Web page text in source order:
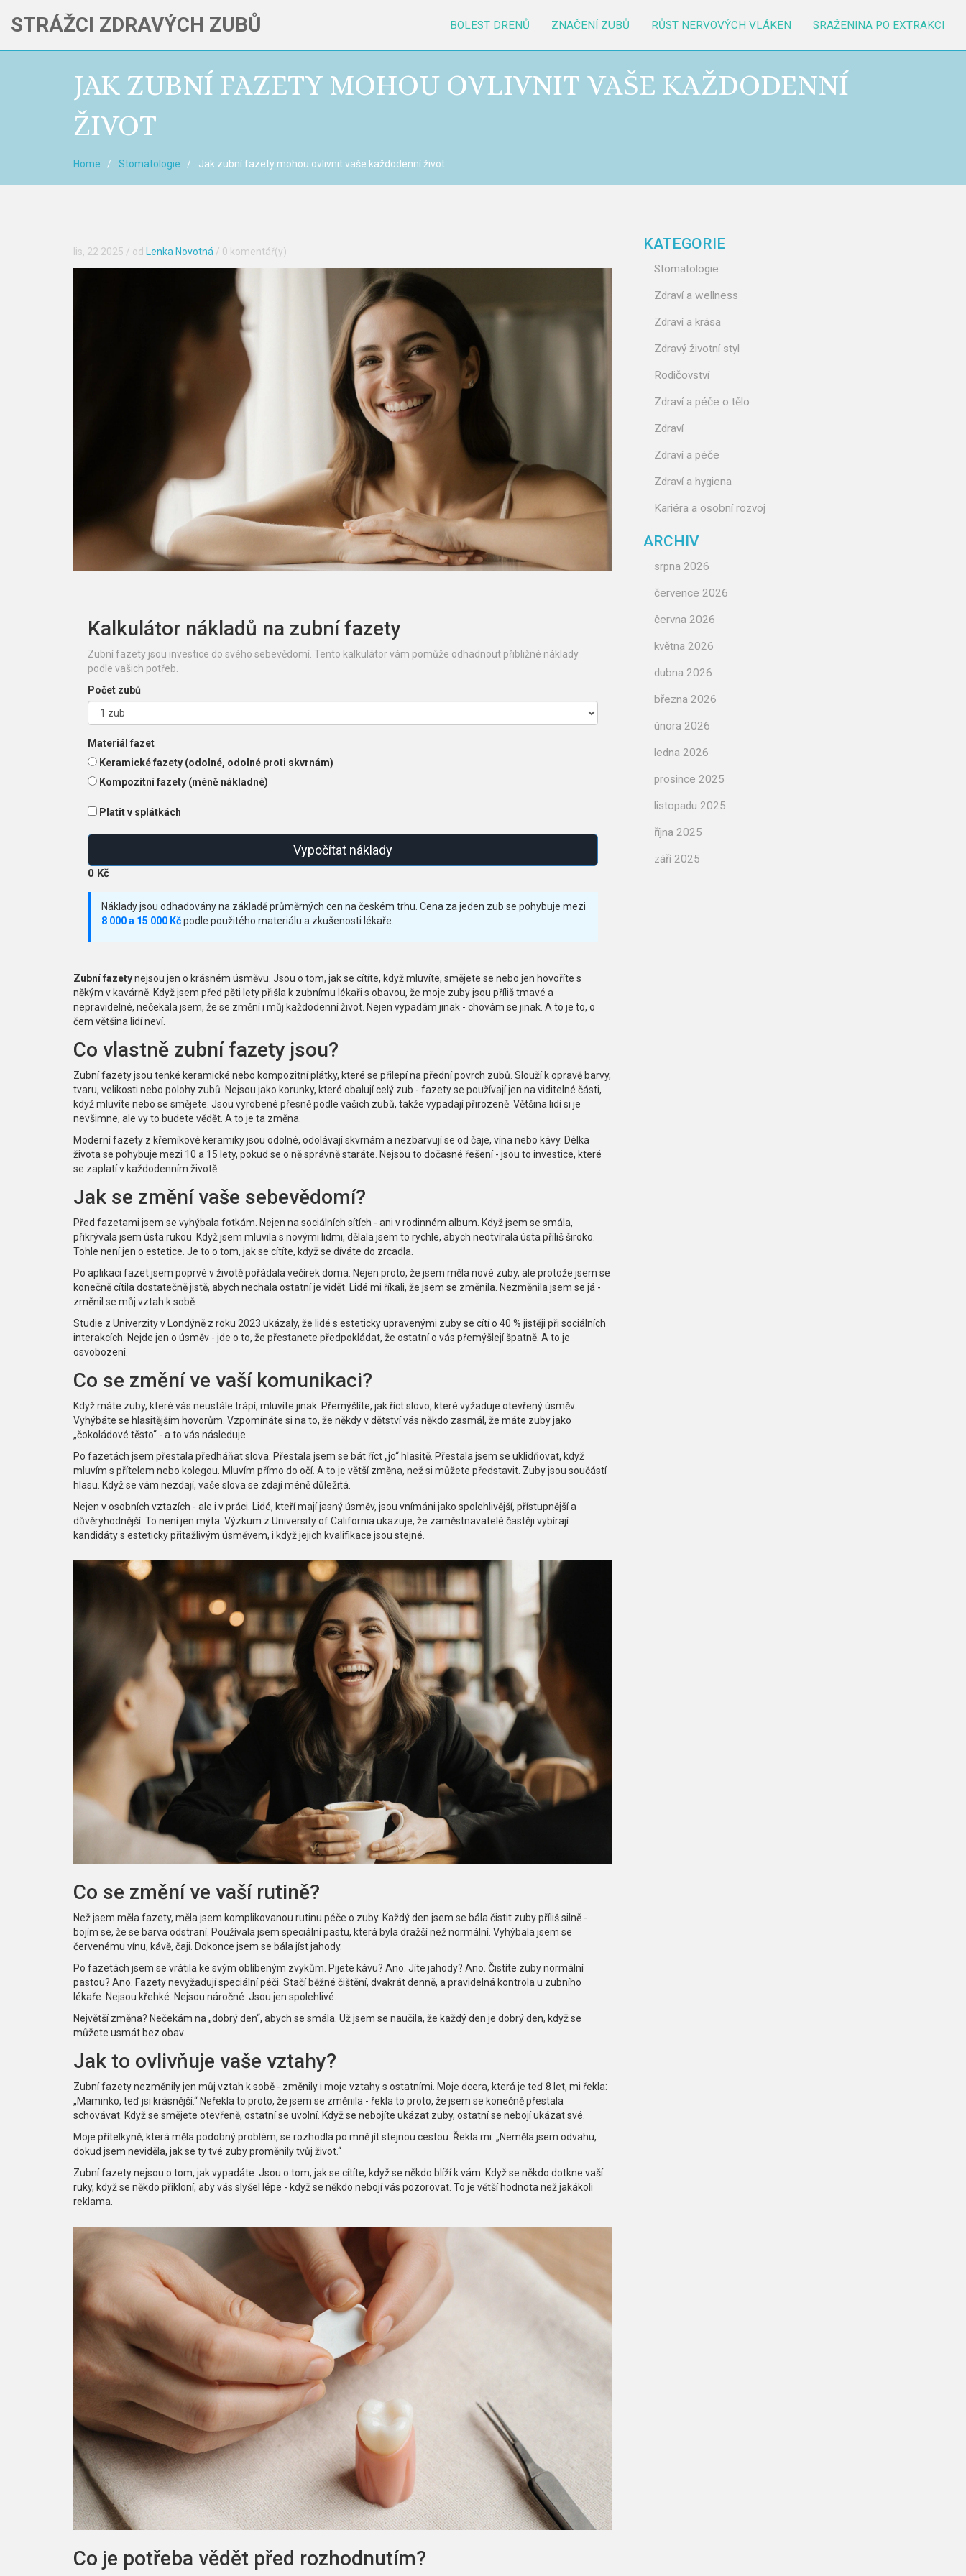
STRÁŽCI ZDRAVÝCH ZUBŮ BOLEST DRENŮ ZNAČENÍ ZUBŮ RŮST NERVOVÝCH VLÁKEN SRAŽENINA PO EXTRAKCI
JAK ZUBNÍ FAZETY MOHOU OVLIVNIT VAŠE KAŽDODENNÍ
ŽIVOT
Home Stomatologie Jak zubní fazety mohou ovlivnit vaše každodenní život
lis, 22 2025 / od Lenka Novotná / 0 komentář(y)
Kalkulátor nákladů na zubní fazety
Zubní fazety jsou investice do svého sebevědomí. Tento kalkulátor vám pomůže odhadnout přibližné náklady
podle vašich potřeb.
Počet zubů
Materiál fazet
Keramické fazety (odolné, odolné proti skvrnám)
Kompozitní fazety (méně nákladné)
Platit v splátkách
Vypočítat náklady
0 Kč
Náklady jsou odhadovány na základě průměrných cen na českém trhu. Cena za jeden zub se pohybuje mezi
8 000 a 15 000 Kčpodle použitého materiálu a zkušenosti lékaře.
Zubní fazetynejsou jen o krásném úsměvu. Jsou o tom, jak se cítíte, když mluvíte, smějete se nebo jen hovoříte s
někým v kavárně. Když jsem před pěti lety přišla k zubnímu lékaři s obavou, že moje zuby jsou příliš tmavé a
nepravidelné, nečekala jsem, že se změní i můj každodenní život. Nejen vypadám jinak - chovám se jinak. A to je to, o
čem většina lidí neví.
Co vlastně zubní fazety jsou?
Zubní fazety jsou tenké keramické nebo kompozitní plátky, které se přilepí na přední povrch zubů. Slouží k opravě barvy,
tvaru, velikosti nebo polohy zubů. Nejsou jako korunky, které obalují celý zub - fazety se používají jen na viditelné části,
když mluvíte nebo se smějete. Jsou vyrobené přesně podle vašich zubů, takže vypadají přirozeně. Většina lidí si je
nevšimne, ale vy to budete vědět. A to je ta změna.
Moderní fazety z křemíkové keramiky jsou odolné, odolávají skvrnám a nezbarvují se od čaje, vína nebo kávy. Délka
života se pohybuje mezi 10 a 15 lety, pokud se o ně správně staráte. Nejsou to dočasné řešení - jsou to investice, které
se zaplatí v každodenním životě.
Jak se změní vaše sebevědomí?
Před fazetami jsem se vyhýbala fotkám. Nejen na sociálních sítích - ani v rodinném album. Když jsem se smála,
přikrývala jsem ústa rukou. Když jsem mluvila s novými lidmi, dělala jsem to rychle, abych neotvírala ústa příliš široko.
Tohle není jen o estetice. Je to o tom, jak se cítíte, když se díváte do zrcadla.
Po aplikaci fazet jsem poprvé v životě pořádala večírek doma. Nejen proto, že jsem měla nové zuby, ale protože jsem se
konečně cítila dostatečně jistě, abych nechala ostatní je vidět. Lidé mi říkali, že jsem se změnila. Nezměnila jsem se já -
změnil se můj vztah k sobě.
Studie z Univerzity v Londýně z roku 2023 ukázaly, že lidé s esteticky upravenými zuby se cítí o 40 % jistěji při sociálních
interakcích. Nejde jen o úsměv - jde o to, že přestanete předpokládat, že ostatní o vás přemýšlejí špatně. A to je
osvobození.
Co se změní ve vaší komunikaci?
Když máte zuby, které vás neustále trápí, mluvíte jinak. Přemýšlíte, jak říct slovo, které vyžaduje otevřený úsměv.
Vyhýbáte se hlasitějším hovorům. Vzpomínáte si na to, že někdy v dětství vás někdo zasmál, že máte zuby jako
„čokoládové těsto“ - a to vás následuje.
Po fazetách jsem přestala předháňat slova. Přestala jsem se bát říct „jo“ hlasitě. Přestala jsem se uklidňovat, když
mluvím s přítelem nebo kolegou. Mluvím přímo do očí. A to je větší změna, než si můžete představit. Zuby jsou součástí
hlasu. Když se vám nezdají, vaše slova se zdají méně důležitá.
Nejen v osobních vztazích - ale i v práci. Lidé, kteří mají jasný úsměv, jsou vnímáni jako spolehlivější, přístupnější a
důvěryhodnější. To není jen mýta. Výzkum z University of California ukazuje, že zaměstnavatelé častěji vybírají
kandidáty s esteticky přitažlivým úsměvem, i když jejich kvalifikace jsou stejné.
Co se změní ve vaší rutině?
Než jsem měla fazety, měla jsem komplikovanou rutinu péče o zuby. Každý den jsem se bála čistit zuby příliš silně -
bojím se, že se barva odstraní. Používala jsem speciální pastu, která byla dražší než normální. Vyhýbala jsem se
červenému vínu, kávě, čaji. Dokonce jsem se bála jíst jahody.
Po fazetách jsem se vrátila ke svým oblíbeným zvykům. Pijete kávu? Ano. Jíte jahody? Ano. Čistíte zuby normální
pastou? Ano. Fazety nevyžadují speciální péči. Stačí běžné čištění, dvakrát denně, a pravidelná kontrola u zubního
lékaře. Nejsou křehké. Nejsou náročné. Jsou jen spolehlivé.
Největší změna? Nečekám na „dobrý den“, abych se smála. Už jsem se naučila, že každý den je dobrý den, když se
můžete usmát bez obav.
Jak to ovlivňuje vaše vztahy?
Zubní fazety nezměnily jen můj vztah k sobě - změnily i moje vztahy s ostatními. Moje dcera, která je teď 8 let, mi řekla:
„Maminko, teď jsi krásnější.“ Neřekla to proto, že jsem se změnila - řekla to proto, že jsem se konečně přestala
schovávat. Když se smějete otevřeně, ostatní se uvolní. Když se nebojíte ukázat zuby, ostatní se nebojí ukázat své.
Moje přítelkyně, která měla podobný problém, se rozhodla po mně jít stejnou cestou. Řekla mi: „Neměla jsem odvahu,
dokud jsem neviděla, jak se ty tvé zuby proměnily tvůj život.“
Zubní fazety nejsou o tom, jak vypadáte. Jsou o tom, jak se cítíte, když se někdo blíží k vám. Když se někdo dotkne vaší
ruky, když se někdo přikloní, aby vás slyšel lépe - když se někdo nebojí vás pozorovat. To je větší hodnota než jakákoli
reklama.
Co je potřeba vědět před rozhodnutím?
KATEGORIE
Stomatologie
Zdraví a wellness
Zdraví a krása
Zdravý životní styl
Rodičovství
Zdraví a péče o tělo
Zdraví
Zdraví a péče
Zdraví a hygiena
Kariéra a osobní rozvoj
ARCHIV
srpna 2026
července 2026
června 2026
května 2026
dubna 2026
března 2026
února 2026
ledna 2026
prosince 2025
listopadu 2025
října 2025
září 2025